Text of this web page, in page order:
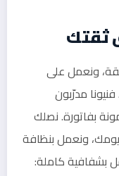
ثقتك
ونعمل على
مدرّبون
بفاتورة. نصلك
ونعمل بنظافة
بشفافية كاملة: